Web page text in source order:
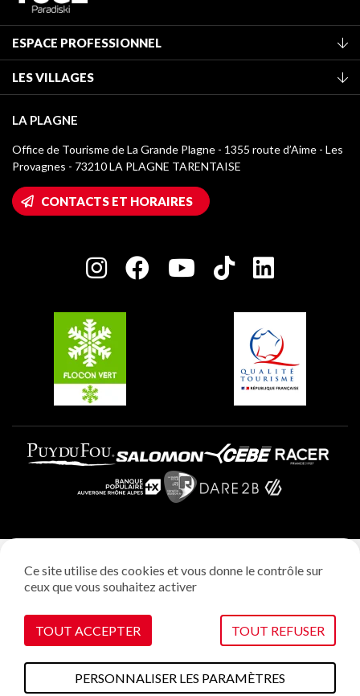
ESPACE PROFESSIONNEL
Classement des meublés
Taxe de séjour
Médiathèque
Logos La Plagne
Accès Wifi
Maison des Propriétaires
Charte des Acteurs Engagés
LES VILLAGES
Montchavin - Les Coches
Champagny-en-Vanoise
Plagne 1800
Plagne Villages
Plagne Aime 2000
LA PLAGNE
Office de Tourisme de La Grande Plagne - 1355 route d’Aime - Les
Provagnes - 73210 LA PLAGNE TARENTAISE
CONTACTS ET HORAIRES
Gestion des cookies
Ce site utilise des cookies et vous donne le contrôle sur
ceux que vous souhaitez activer
TOUT ACCEPTER TOUT REFUSER
PERSONNALISER LES PARAMÈTRES